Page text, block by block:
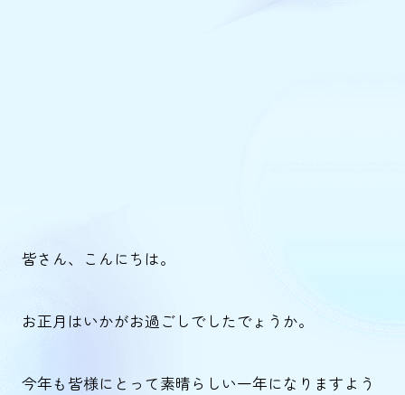
皆さん、こんにちは。
お正月はいかがお過ごしでしたでょうか。
今年も皆様にとって素晴らしい一年になりますよう